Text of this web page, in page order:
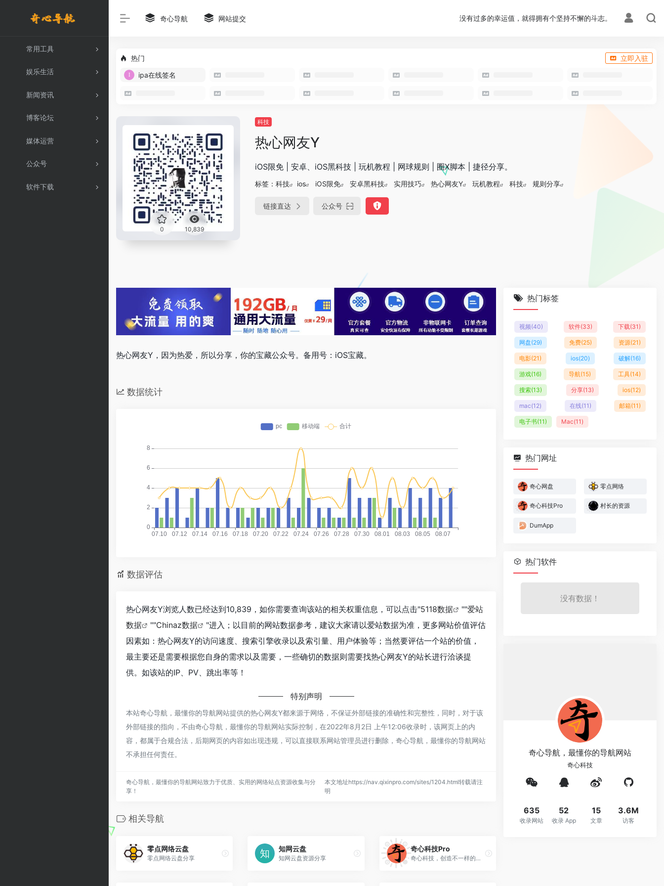
常用工具
娱乐生活
新闻资讯
博客论坛
媒体运营
公众号
软件下载
奇心导航 网站提交 没有过多的幸运值，就得拥有个坚持不懈的斗志。
热门
立即入驻
ipa在线签名
0 10,839
科技
热心网友Y
iOS限免 | 安卓、iOS黑科技 | 玩机教程 | 网球规则 | 圈X脚本 | 捷径分享。
标签： 科技 ios iOS限免 安卓黑科技 实用技巧 热心网友Y 玩机教程 科技 规则分享
链接直达 公众号
热心网友Y，因为热爱，所以分享，你的宝藏公众号。备用号：iOS宝藏。
数据统计
数据评估
热心网友Y浏览人数已经达到10,839，如你需要查询该站的相关权重信息，可以点击"5118数据 ""爱站
数据
""Chinaz数据
"进入；以目前的网站数据参考，建议大家请以爱站数据为准，更多网站价值评估
因素如：热心网友Y的访问速度、搜索引擎收录以及索引量、用户体验等；当然要评估一个站的价值，
最主要还是需要根据您自身的需求以及需要，一些确切的数据则需要找热心网友Y的站长进行洽谈提
供。如该站的IP、PV、跳出率等！
特别声明
本站奇心导航，最懂你的导航网站提供的热心网友Y都来源于网络，不保证外部链接的准确性和完整性，同时，对于该
外部链接的指向，不由奇心导航，最懂你的导航网站实际控制，在2022年8月2日 上午12:06收录时，该网页上的内
容，都属于合规合法，后期网页的内容如出现违规，可以直接联系网站管理员进行删除，奇心导航，最懂你的导航网站
不承担任何责任。
奇心导航，最懂你的导航网站致力于优质、实用的网络站点资源收集与分
享！
本文地址https://nav.qixinpro.com/sites/1204.html转载请注
明
相关导航
零点网络云盘
零点网络云盘分享
知网云盘
知网云盘资源分享
奇心科技Pro
奇心科技，创造不一样的科技平台！
热门标签
视频(40) 软件(33) 下载(31)
网盘(29) 免费(25) 资源(21)
电影(21) ios(20) 破解(16)
游戏(16) 导航(15) 工具(14)
搜索(13) 分享(13) ios(12)
mac(12) 在线(11) 邮箱(11)
电子书(11) Mac(11)
热门网址
奇心网盘 零点网络
奇心科技Pro 村长的资源
DumApp
热门软件
没有数据！
奇心导航，最懂你的导航网站
奇心科技
635
收录网站
52
收录 App
15
文章
3.6M
访客